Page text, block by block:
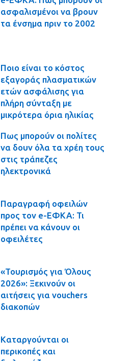
ασφαλισμένοι να βρουν
τα ένσημα πριν το 2002
Ποιο είναι το κόστος
εξαγοράς πλασματικών
ετών ασφάλισης για
πλήρη σύνταξη με
μικρότερα όρια ηλικίας
Πως μπορούν οι πολίτες
να δουν όλα τα χρέη τους
στις τράπεζες
ηλεκτρονικά
Παραγραφή οφειλών
προς τον e-ΕΦΚΑ: Τι
πρέπει να κάνουν οι
οφειλέτες
«Τουρισμός για Όλους
2026»: Ξεκινούν οι
αιτήσεις για vouchers
διακοπών
Καταργούνται οι
περικοπές και